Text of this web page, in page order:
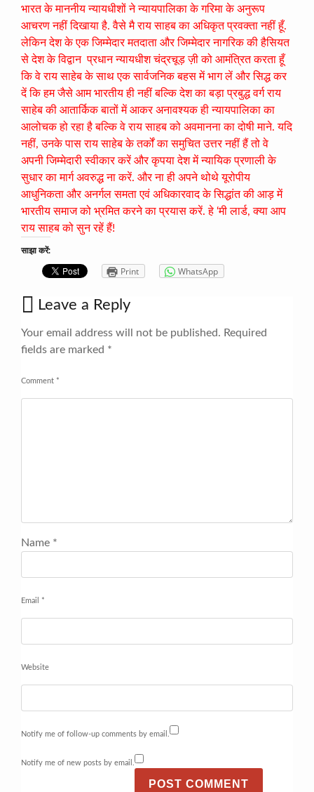
भारत के माननीय न्यायधीशों ने न्यायपालिका के गरिमा के अनुरूप
आचरण नहीं दिखाया है. वैसे मै राय साहब का अधिकृत प्रवक्ता नहीं हूँ.
लेकिन देश के एक जिम्मेदार मतदाता और जिम्मेदार नागरिक की हैसियत
से देश के विद्वान प्रधान न्यायधीश चंद्रचूड़ ज़ी को आमंत्रित करता हूँ
कि वे राय साहेब के साथ एक सार्वजनिक बहस में भाग लें और सिद्ध कर
दें कि हम जैसे आम भारतीय ही नहीं बल्कि देश का बड़ा प्रबुद्ध वर्ग राय
साहेब की आतार्किक बातों में आकर अनावश्यक ही न्यायपालिका का
आलोचक हो रहा है बल्कि वे राय साहब को अवमानना का दोषी माने. यदि
नहीं, उनके पास राय साहेब के तर्कों का समुचित उत्तर नहीं हैं तो वे
अपनी जिम्मेदारी स्वीकार करें और कृपया देश में न्यायिक प्रणाली के
सुधार का मार्ग अवरुद्ध ना करें. और ना ही अपने थोथे यूरोपीय
आधुनिकता और अनर्गल समता एवं अधिकारवाद के सिद्धांत की आड़ में
भारतीय समाज को भ्रमित करने का प्रयास करें. हे ‘मी लार्ड, क्या आप
राय साहब को सुन रहें हैं!
साझा करें:
Print WhatsApp
Leave a Reply
Your email address will not be published. Required
fields are marked *
Comment *
Name *
Email *
Website
Notify me of follow-up comments by email.
Notify me of new posts by email.